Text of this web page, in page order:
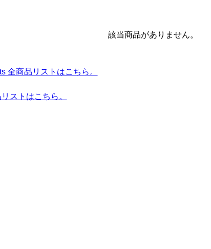
該当商品がありません。
全商品リストはこちら。
ストはこちら。